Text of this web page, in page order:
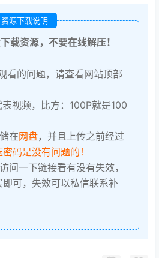
资源下载说明
载资源，不要在线解压！
看的问题，请查看网站顶部
视频，比方：100P就是100
在网盘，并且上传之前经过
码是没有问题的！
问一下链接看有没有失效，
可，失效可以私信联系补